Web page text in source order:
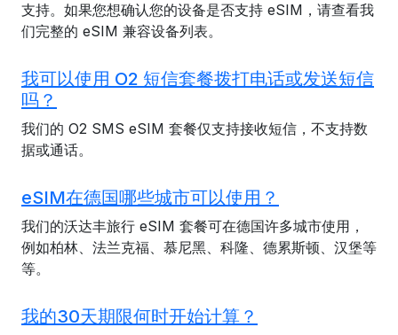
支持。如果您想确认您的设备是否支持 eSIM，请查看我
们完整的 eSIM 兼容设备列表。
我可以使用 O2 短信套餐拨打电话或发送短信
吗？
我们的 O2 SMS eSIM 套餐仅支持接收短信，不支持数
据或通话。
eSIM在德国哪些城市可以使用？
我们的沃达丰旅行 eSIM 套餐可在德国许多城市使用，
例如柏林、法兰克福、慕尼黑、科隆、德累斯顿、汉堡等
等。
我的30天期限何时开始计算？